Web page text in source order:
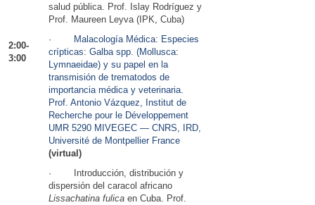
2:00-
3:00
salud pública. Prof. Islay Rodríguez y
Prof. Maureen Leyva (IPK, Cuba)
·
Malacología Médica: Especies
crípticas: Galba spp. (Mollusca:
Lymnaeidae) y su papel en la
transmisión de trematodos de
importancia médica y veterinaria.
Prof. Antonio Vázquez, Institut de
Recherche pour le Développement
UMR 5290 MIVEGEC — CNRS, IRD,
Université de Montpellier France
(virtual)
· Introducción, distribución y
dispersión del caracol africano
Lissachatina fulica en Cuba. Prof.